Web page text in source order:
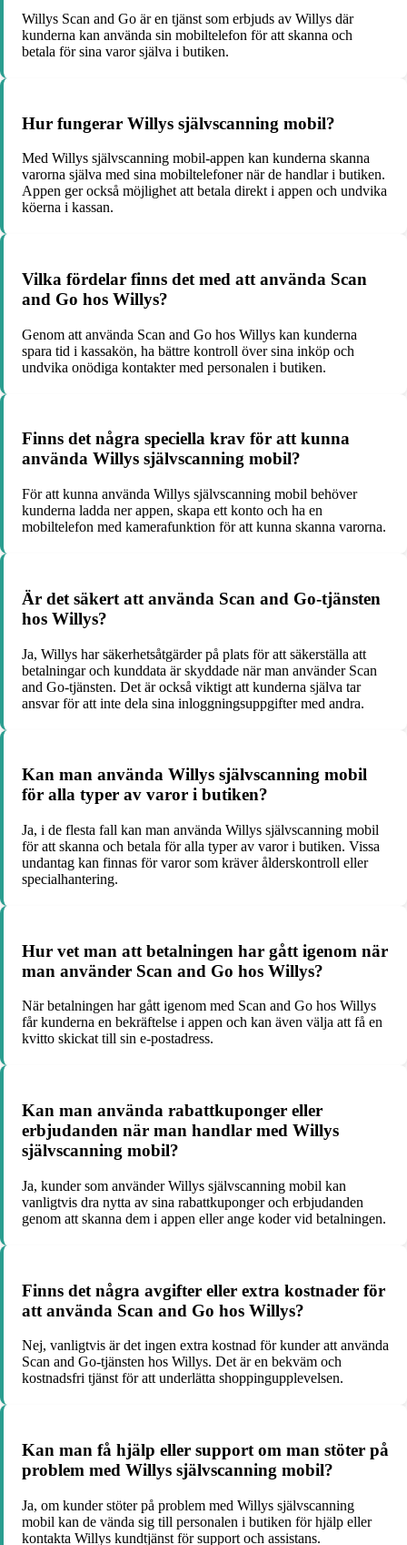
Willys Scan and Go är en tjänst som erbjuds av Willys där
kunderna kan använda sin mobiltelefon för att skanna och
betala för sina varor själva i butiken.
Hur fungerar Willys självscanning mobil?
Med Willys självscanning mobil-appen kan kunderna skanna
varorna själva med sina mobiltelefoner när de handlar i butiken.
Appen ger också möjlighet att betala direkt i appen och undvika
köerna i kassan.
Vilka fördelar finns det med att använda Scan
and Go hos Willys?
Genom att använda Scan and Go hos Willys kan kunderna
spara tid i kassakön, ha bättre kontroll över sina inköp och
undvika onödiga kontakter med personalen i butiken.
Finns det några speciella krav för att kunna
använda Willys självscanning mobil?
För att kunna använda Willys självscanning mobil behöver
kunderna ladda ner appen, skapa ett konto och ha en
mobiltelefon med kamerafunktion för att kunna skanna varorna.
Är det säkert att använda Scan and Go-tjänsten
hos Willys?
Ja, Willys har säkerhetsåtgärder på plats för att säkerställa att
betalningar och kunddata är skyddade när man använder Scan
and Go-tjänsten. Det är också viktigt att kunderna själva tar
ansvar för att inte dela sina inloggningsuppgifter med andra.
Kan man använda Willys självscanning mobil
för alla typer av varor i butiken?
Ja, i de flesta fall kan man använda Willys självscanning mobil
för att skanna och betala för alla typer av varor i butiken. Vissa
undantag kan finnas för varor som kräver ålderskontroll eller
specialhantering.
Hur vet man att betalningen har gått igenom när
man använder Scan and Go hos Willys?
När betalningen har gått igenom med Scan and Go hos Willys
får kunderna en bekräftelse i appen och kan även välja att få en
kvitto skickat till sin e-postadress.
Kan man använda rabattkuponger eller
erbjudanden när man handlar med Willys
självscanning mobil?
Ja, kunder som använder Willys självscanning mobil kan
vanligtvis dra nytta av sina rabattkuponger och erbjudanden
genom att skanna dem i appen eller ange koder vid betalningen.
Finns det några avgifter eller extra kostnader för
att använda Scan and Go hos Willys?
Nej, vanligtvis är det ingen extra kostnad för kunder att använda
Scan and Go-tjänsten hos Willys. Det är en bekväm och
kostnadsfri tjänst för att underlätta shoppingupplevelsen.
Kan man få hjälp eller support om man stöter på
problem med Willys självscanning mobil?
Ja, om kunder stöter på problem med Willys självscanning
mobil kan de vända sig till personalen i butiken för hjälp eller
kontakta Willys kundtjänst för support och assistans.